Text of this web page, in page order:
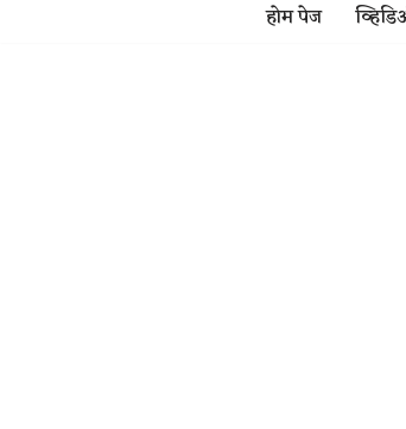
होम पेज